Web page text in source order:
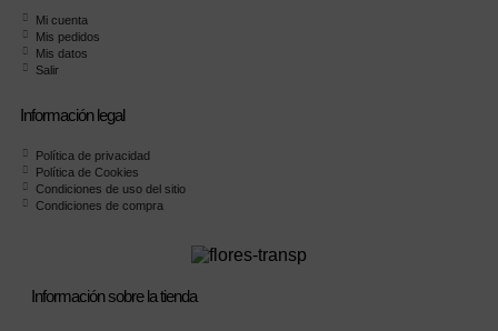
Mi cuenta
Mis pedidos
Mis datos
Salir
Información legal
Política de privacidad
Política de Cookies
Condiciones de uso del sitio
Condiciones de compra
Información sobre la tienda